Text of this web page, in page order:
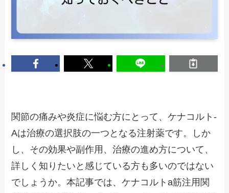
関節の痛みや炎症に悩む方にとって、ケナコルト-
Aは治療の選択肢の一つとなる注射薬です。しか
し、その効果や副作用、治療の進め方について、
詳しく知りたいと感じている方も多いのではない
でしょうか。本記事では、ケナコルトa筋注用関